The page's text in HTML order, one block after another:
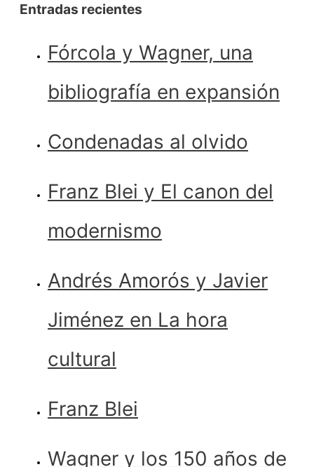
Entradas recientes
Fórcola y Wagner, una
bibliografía en expansión
Condenadas al olvido
Franz Blei y El canon del
modernismo
Andrés Amorós y Javier
Jiménez en La hora
cultural
Franz Blei
Wagner y los 150 años de